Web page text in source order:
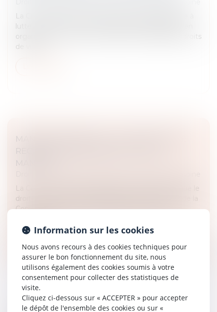
La Convention de La Haye du 25 octobre 1980 vise à
lutter contre l’enlèvement international d’enfants en
organisant leur retour immédiat et en réglant les droits
de visite...
MANDATAIRE SPÉCIAL : UN APPEL RESTE
RECEVABLE MÊME APRÈS LA FIN DU
MANDAT
La Cour de cassation a rappelé le 2 juillet dernier que le
droit d’accès à un tribunal, garanti par l’article 6 §1 de la
Convention européenne des droits de l’homme,
Information sur les cookies
Nous avons recours à des cookies techniques pour
assurer le bon fonctionnement du site, nous
utilisons également des cookies soumis à votre
consentement pour collecter des statistiques de
visite.
Cliquez ci-dessous sur « ACCEPTER » pour accepter
le dépôt de l'ensemble des cookies ou sur «